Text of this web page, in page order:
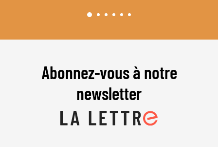
Abonnez-vous à notre
newsletter